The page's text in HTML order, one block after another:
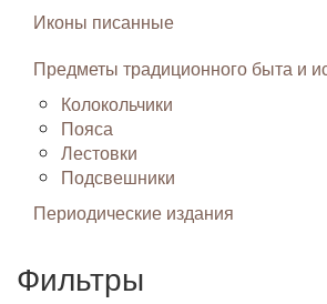
Иконы писанные
Предметы традиционного быта и
Колокольчики
Пояса
Лестовки
Подсвешники
Периодические издания
Фильтры